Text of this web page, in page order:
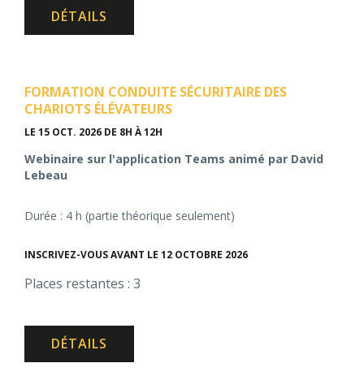
DÉTAILS
FORMATION CONDUITE SÉCURITAIRE DES
CHARIOTS ÉLÉVATEURS
LE 15 OCT. 2026 DE 8H À 12H
Webinaire sur l'application Teams animé par David
Lebeau
Durée : 4 h (partie théorique seulement)
INSCRIVEZ-VOUS AVANT LE 12 OCTOBRE 2026
Places restantes : 3
DÉTAILS